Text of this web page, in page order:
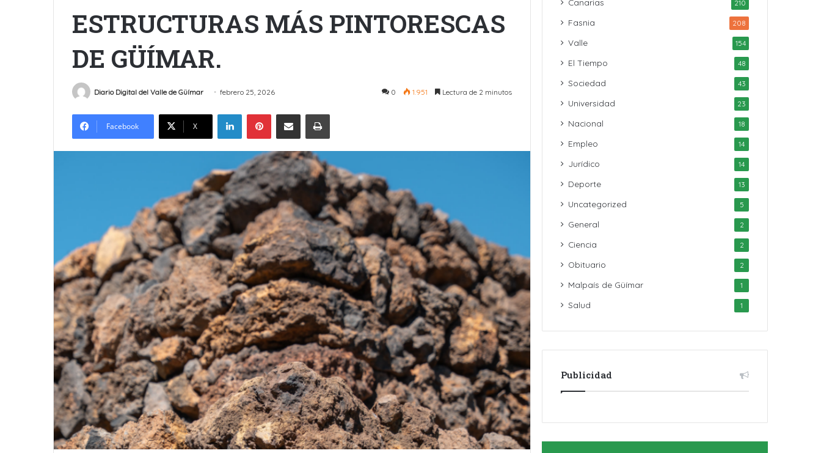
ESTRUCTURAS MÁS PINTORESCAS
DE GÜÍMAR.
Diario Digital del Valle de Güímar febrero 25, 2026 0 1.951 Lectura de 2 minutos
Facebook X
LinkedInPinterestCompartir por Email Imprimir
Canarias 210
Fasnia 208
Valle 154
El Tiempo 48
Sociedad 43
Universidad 23
Nacional 18
Empleo 14
Jurídico 14
Deporte 13
Uncategorized 5
General 2
Ciencia 2
Obituario 2
Malpaís de Güímar 1
Salud 1
Publicidad